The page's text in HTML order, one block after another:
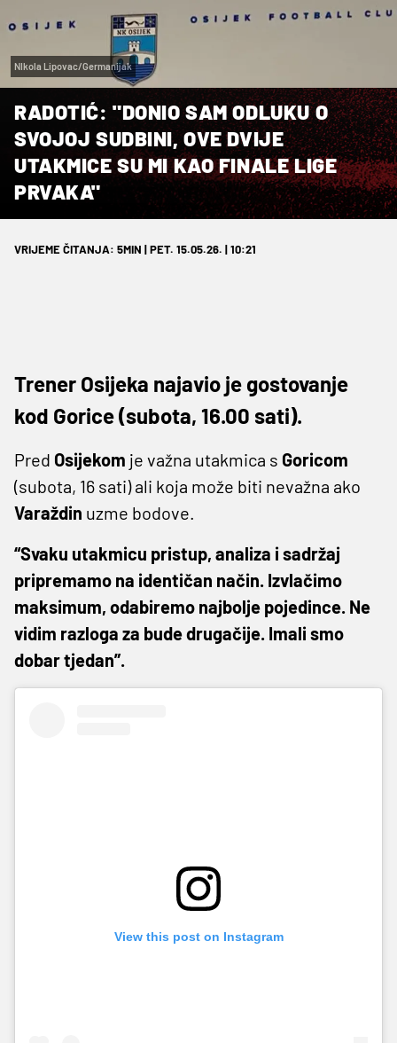
NIkola Lipovac/Germanijak
RADOTIĆ: "DONIO SAM ODLUKU O
SVOJOJ SUDBINI, OVE DVIJE
UTAKMICE SU MI KAO FINALE LIGE
PRVAKA"
VRIJEME ČITANJA: 5MIN | PET. 15.05.26. | 10:21
Trener Osijeka najavio je gostovanje
kod Gorice (subota, 16.00 sati).
Pred Osijekom je važna utakmica s Goricom
(subota, 16 sati) ali koja može biti nevažna ako
Varaždin uzme bodove.
“Svaku utakmicu pristup, analiza i sadržaj
pripremamo na identičan način. Izvlačimo
maksimum, odabiremo najbolje pojedince. Ne
vidim razloga za bude drugačije. Imali smo
dobar tjedan”.
View this post on Instagram